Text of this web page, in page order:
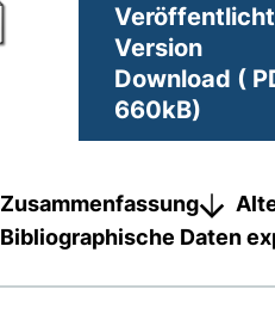
Version
Download (
660kB)
Zusammenfassung
Bibliographische Daten